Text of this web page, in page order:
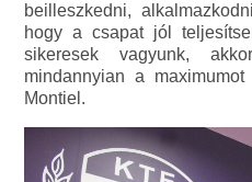
beilleszkedni,
hogy a csapat jól
sikeresek vagyunk,
mindannyian a
Montiel.